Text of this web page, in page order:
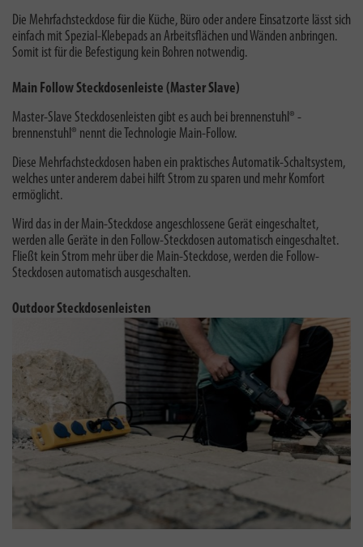
Die Mehrfachsteckdose für die Küche, Büro oder andere Einsatzorte lässt sich
einfach mit Spezial-Klebepads an Arbeitsflächen und Wänden anbringen.
Somit ist für die Befestigung kein Bohren notwendig.
Main Follow Steckdosenleiste (Master Slave)
Master-Slave Steckdosenleisten gibt es auch bei brennenstuhl® -
brennenstuhl® nennt die Technologie Main-Follow.
Diese Mehrfachsteckdosen haben ein praktisches Automatik-Schaltsystem,
welches unter anderem dabei hilft Strom zu sparen und mehr Komfort
ermöglicht.
Wird das in der Main-Steckdose angeschlossene Gerät eingeschaltet,
werden alle Geräte in den Follow-Steckdosen automatisch eingeschaltet.
Fließt kein Strom mehr über die Main-Steckdose, werden die Follow-
Steckdosen automatisch ausgeschalten.
Outdoor Steckdosenleisten